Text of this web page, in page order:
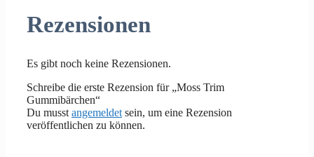
Rezensionen
Es gibt noch keine Rezensionen.
Schreibe die erste Rezension für „Moss Trim
Gummibärchen“
Du musst angemeldet sein, um eine Rezension
veröffentlichen zu können.